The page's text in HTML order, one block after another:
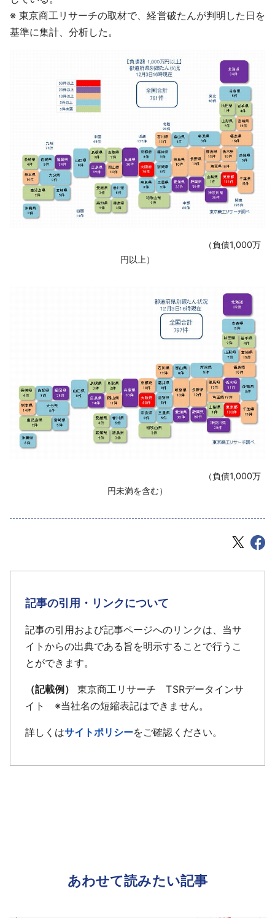
※ 東京商工リサーチの取材で、経営破たんが判明した日を
基準に集計、分析した。
‌ （負債1,000万
円以上）
‌ （負債1,000万
円未満を含む）
記事の引用・リンクについて
記事の引用および記事ページへのリンクは、当サ
イトからの出典である旨を明示することで行うこ
とができます。
（記載例）
東京商工リサーチ TSRデータインサ
イト ※当社名の短縮表記はできません。
詳しくはサイトポリシーをご確認ください。
あわせて読みたい記事